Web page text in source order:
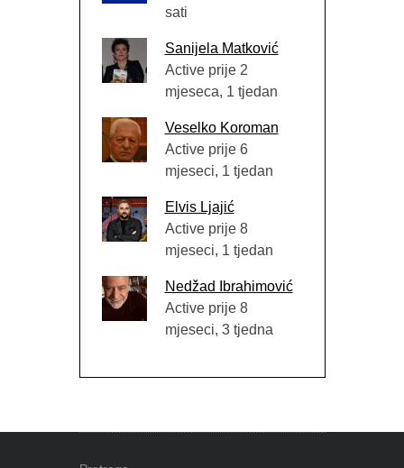
sati
Sanijela Matković
Active prije 2
mjeseca, 1 tjedan
Veselko Koroman
Active prije 6
mjeseci, 1 tjedan
Elvis Ljajić
Active prije 8
mjeseci, 1 tjedan
Nedžad Ibrahimović
Active prije 8
mjeseci, 3 tjedna